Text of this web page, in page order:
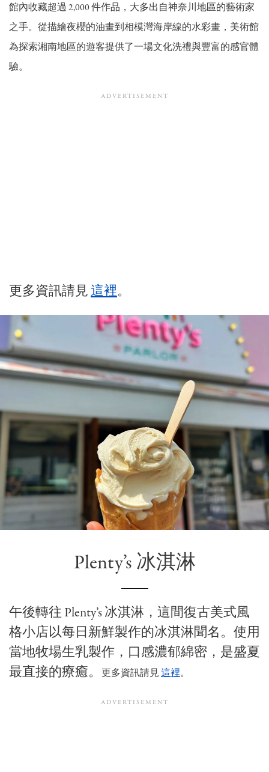
館內收藏超過 2,000 件作品，大多出自神奈川地區的藝術家
之手。從描繪夜櫻的油畫到相模灣海岸線的水彩畫，美術館
為探索湘南地區的遊客提供了一場文化洗禮與豐富的感官體
驗。
更多資訊請見這裡。
Plenty’s 冰淇淋
午後轉往 Plenty’s 冰淇淋，這間復古美式風
格小店以每日新鮮製作的冰淇淋聞名。使用
當地牧場生乳製作，口感濃郁綿密，是盛夏
最直接的療癒。
更多資訊請見這裡。